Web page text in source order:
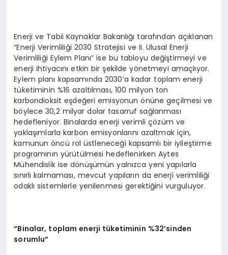
Enerji ve Tabii Kaynaklar Bakanlığı tarafından açıklanan
“Enerji Verimliliği 2030 Stratejisi ve II. Ulusal Enerji
Verimliliği Eylem Planı” ise bu tabloyu değiştirmeyi ve
enerji ihtiyacını etkin bir şekilde yönetmeyi amaçlıyor.
Eylem planı kapsamında 2030’a kadar toplam enerji
tüketiminin %16 azaltılması, 100 milyon ton
karbondioksit eşdeğeri emisyonun önüne geçilmesi ve
böylece 30,2 milyar dolar tasarruf sağlanması
hedefleniyor. Binalarda enerji verimli çözüm ve
yaklaşımlarla karbon emisyonlarını azaltmak için,
kamunun öncü rol üstleneceği kapsamlı bir iyileştirme
programının yürütülmesi hedeflenirken Aytes
Mühendislik ise dönüşümün yalnızca yeni yapılarla
sınırlı kalmaması, mevcut yapıların da enerji verimliliği
odaklı sistemlerle yenilenmesi gerektiğini vurguluyor.
“Binalar, toplam enerji tüketiminin %32’sinden
sorumlu”